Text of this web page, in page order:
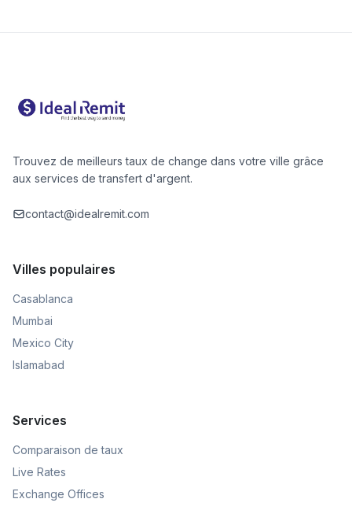
Trouvez de meilleurs taux de change dans votre ville grâce
aux services de transfert d'argent.
contact@idealremit.com
Villes populaires
Casablanca
Mumbai
Mexico City
Islamabad
Services
Comparaison de taux
Live Rates
Exchange Offices